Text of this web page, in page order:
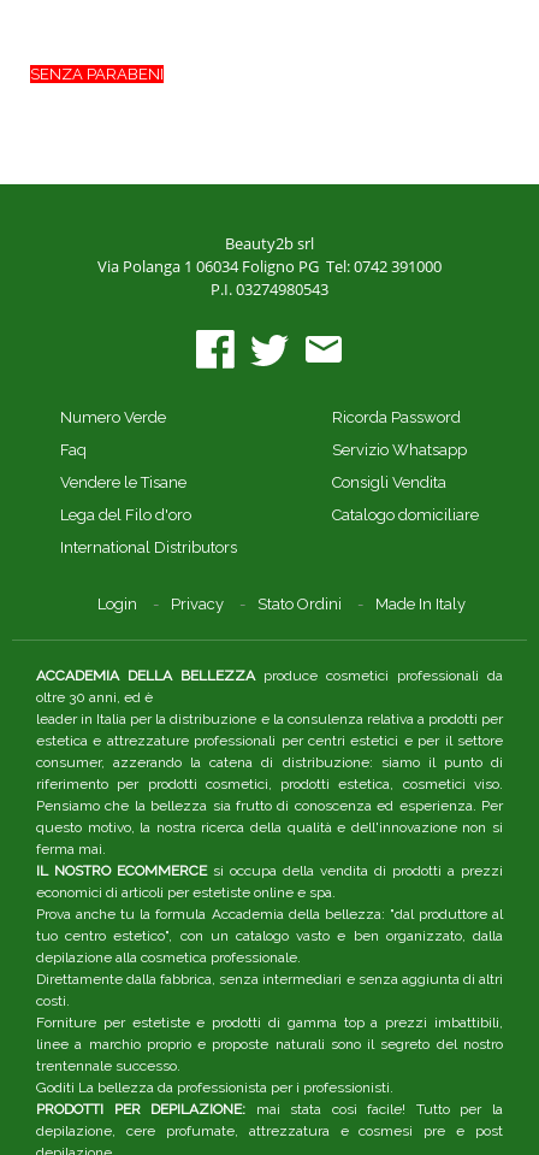
SENZA PARABENI
Beauty2b srl
Via Polanga 1 06034 Foligno PG Tel: 0742 391000
P.I. 03274980543
Numero Verde
Faq
Vendere le Tisane
Lega del Filo d'oro
International Distributors
Ricorda Password
Servizio Whatsapp
Consigli Vendita
Catalogo domiciliare
Login Privacy Stato Ordini Made In Italy
ACCADEMIA DELLA BELLEZZAproduce cosmetici professionali da
oltre 30 anni, ed è
leader in Italia per la distribuzione e la consulenza relativa a prodotti per
estetica e attrezzature professionali per centri estetici e per il settore
consumer, azzerando la catena di distribuzione: siamo il punto di
riferimento per prodotti cosmetici, prodotti estetica, cosmetici viso.
Pensiamo che la bellezza sia frutto di conoscenza ed esperienza. Per
questo motivo, la nostra ricerca della qualità e dell'innovazione non si
ferma mai.
IL NOSTRO ECOMMERCEsi occupa della vendita di prodotti a prezzi
economici di articoli per estetiste online e spa.
Prova anche tu la formula Accademia della bellezza: "dal produttore al
tuo centro estetico", con un catalogo vasto e ben organizzato, dalla
depilazione alla cosmetica professionale.
Direttamente dalla fabbrica, senza intermediari e senza aggiunta di altri
costi.
Forniture per estetiste e prodotti di gamma top a prezzi imbattibili,
linee a marchio proprio e proposte naturali sono il segreto del nostro
trentennale successo.
Goditi La bellezza da professionista per i professionisti.
PRODOTTI PER DEPILAZIONE: mai stata così facile! Tutto per la
depilazione, cere profumate, attrezzatura e cosmesi pre e post